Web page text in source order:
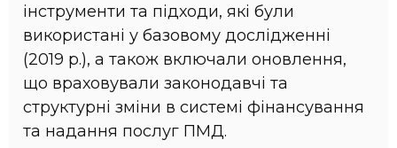
інструменти та підходи, які були
використані у базовому дослідженні
(2019 р.), а також включали оновлення,
що враховували законодавчі та
структурні зміни в системі фінансування
та надання послуг ПМД.